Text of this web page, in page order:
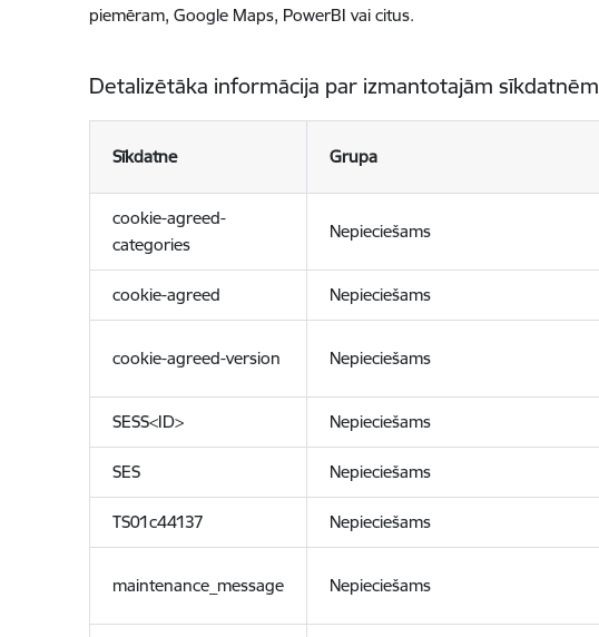
piemēram, Google Maps, PowerBI vai citus.
Detalizētāka informācija par izmantotajām sīkdatnēm
Sīkdatne Grupa
cookie-agreed-
categories
Nepieciešams
cookie-agreed Nepieciešams
cookie-agreed-version Nepieciešams
SESS<ID> Nepieciešams
SES Nepieciešams
TS01c44137 Nepieciešams
maintenance_message Nepieciešams